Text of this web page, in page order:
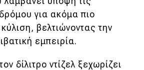
για ακόμα πιο
βελτιώνοντας την
εμπειρία.
δίλιτρο ντίζελ ξεχωρίζει